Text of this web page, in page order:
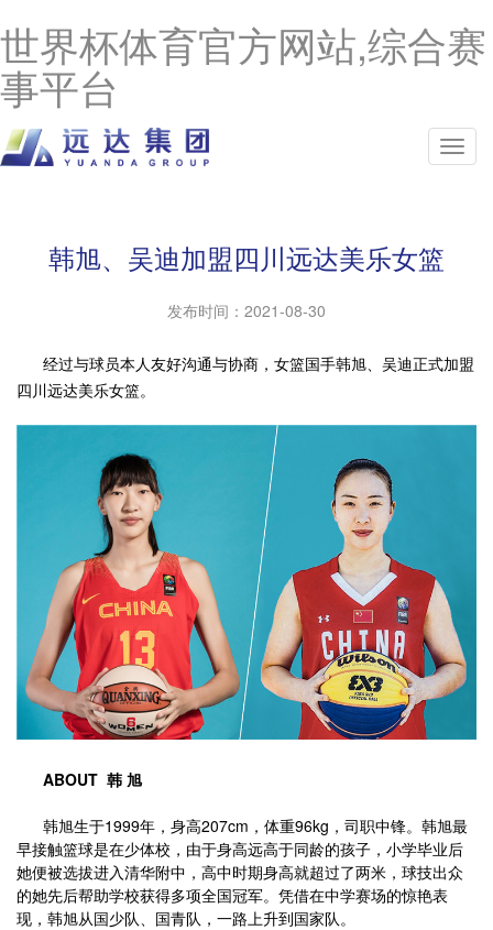
世界杯体育官方网站,综合赛
事平台
韩旭、吴迪加盟四川远达美乐女篮
发布时间： 2021-08-30
经过与球员本人友好沟通与协商，女篮国手韩旭、吴迪正式加盟
四川远达美乐女篮。
ABOUT 韩 旭
韩旭生于1999年，身高207cm，体重96kg，司职中锋。韩旭最
早接触篮球是在少体校，由于身高远高于同龄的孩子，小学毕业后
她便被选拔进入清华附中，高中时期身高就超过了两米，球技出众
的她先后帮助学校获得多项全国冠军。凭借在中学赛场的惊艳表
现，韩旭从国少队、国青队，一路上升到国家队。